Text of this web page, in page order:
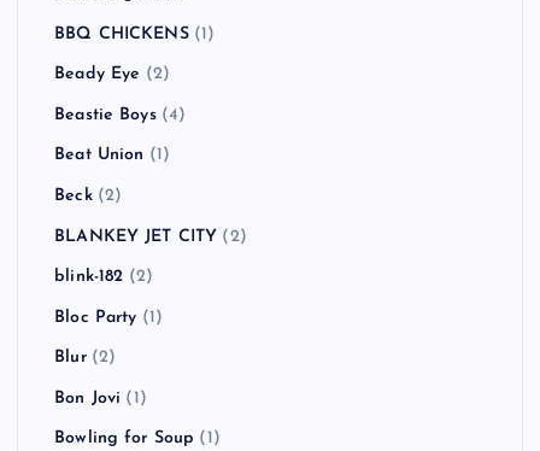
BBQ CHICKENS(1)
Beady Eye (2)
Beastie Boys(4)
Beat Union (1)
Beck(2)
BLANKEY JET CITY (2)
blink-182 (2)
Bloc Party (1)
Blur(2)
Bon Jovi (1)
Bowling for Soup (1)